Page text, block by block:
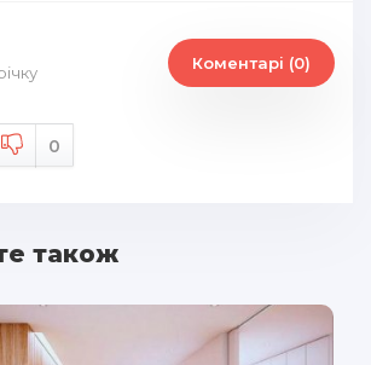
Коментарі (0)
0
також